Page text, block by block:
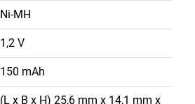
Ni-MH
1,2 V
150 mAh
(L x B x H) 25,6 mm x 14,1 mm x